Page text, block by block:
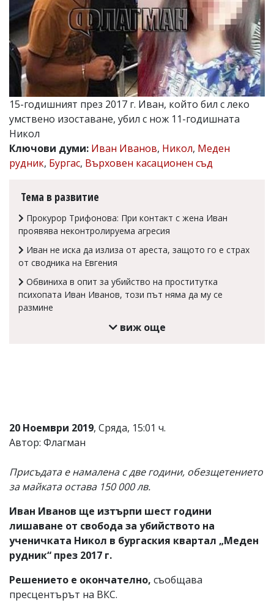
Катя
Касабова,
еmail:k.kassabova@flagman.bg
Главен
редактор:
Иван
Колев,
email:
office@flagman.bg
Коментарите
под
статиите
се
читателите
редакцията
отговорност
тях!
Ако
откриете
обиден
15-годишният през 2017 г. Иван, който бил с леко
умствено изоставане, убил с нож 11-годишната
Никол
Ключови думи: Иван Иванов, Никол, Меден
рудник, Бургас, Върховен касационен съд
Тема в развитие
Прокурор Трифонова: При контакт с жена Иван
проявява неконтролируема агресия
Иван не иска да излиза от ареста, защото го е страх
от сводника на Евгения
Обвиниха в опит за убийство на проститутка
психопата Иван Иванов, този път няма да му се
размине
виж още
20 Ноември 2019, Сряда, 15:01 ч.
Автор: Флагман
Присъдата е намалена с две години, обезщетението
за майката остава 150 000 лв.
Иван Иванов ще изтърпи шест години
лишаване от свобода за убийството на
ученичката Никол в бургаския квартал „Меден
рудник“ през 2017 г.
Решението е окончателно, съобщава
пресцентърът на ВКС.